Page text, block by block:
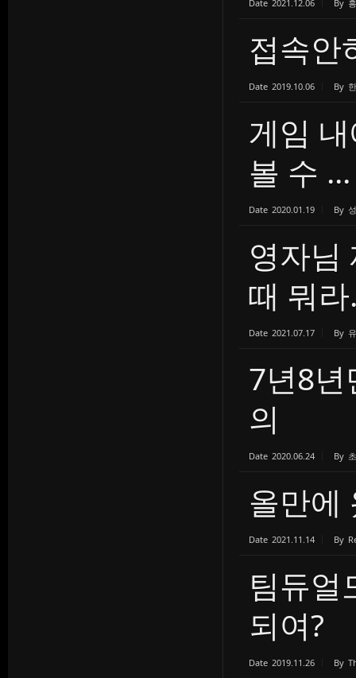
Date 2021.12.06 By
접속안
Date 2019.10.06 By
게임
볼 수 ...
Date 2020.01.19 By
영자님
때 뭐
Date 2021.07.17 By
7년8
의
Date 2020.06.24 By
올만에
Date 2021.11.14 By
팀듀
되여?
Date 2019.11.26 By